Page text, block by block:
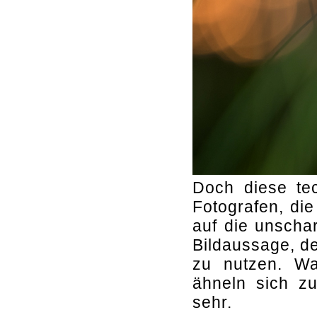
Doch diese
Fotografen,
auf die
Bildaussage,
zu nutzen.
ähneln sich
sehr.